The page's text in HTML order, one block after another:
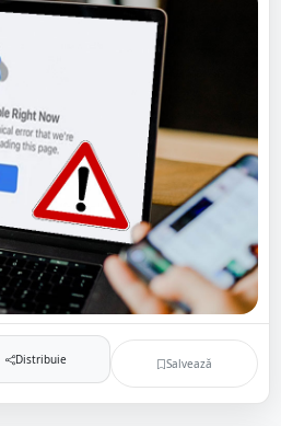
Distribuie Salvează